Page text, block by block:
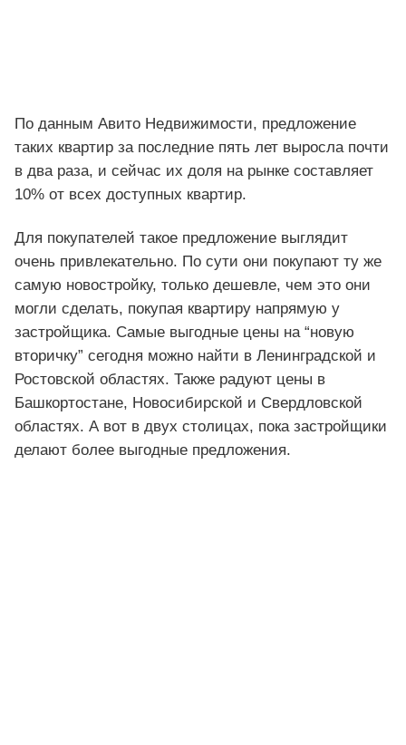
По данным Авито Недвижимости, предложение
таких квартир за последние пять лет выросла почти
в два раза, и сейчас их доля на рынке составляет
10% от всех доступных квартир.
Для покупателей такое предложение выглядит
очень привлекательно. По сути они покупают ту же
самую новостройку, только дешевле, чем это они
могли сделать, покупая квартиру напрямую у
застройщика. Самые выгодные цены на “новую
вторичку” сегодня можно найти в Ленинградской и
Ростовской областях. Также радуют цены в
Башкортостане, Новосибирской и Свердловской
областях. А вот в двух столицах, пока застройщики
делают более выгодные предложения.